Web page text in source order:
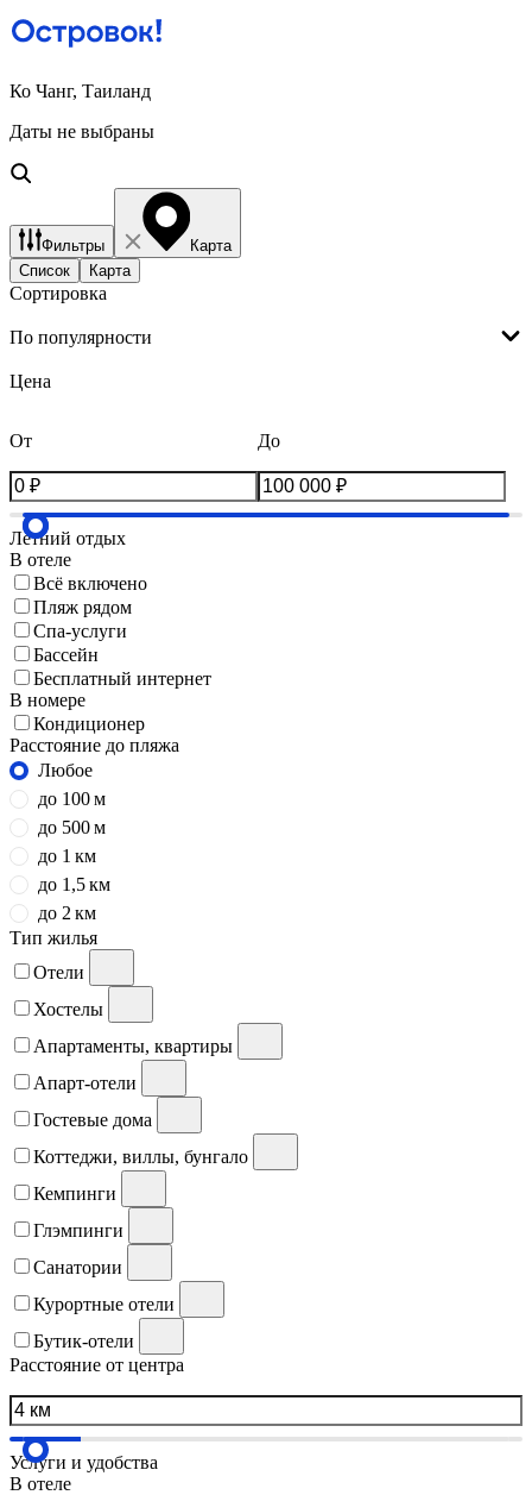
Ко Чанг, Таиланд
Даты не выбраны
Фильтры
Карта
Список
Карта
Сортировка
По популярности
Цена
От До
Летний отдых
В отеле
Всё включено
Пляж рядом
Спа-услуги
Бассейн
Бесплатный интернет
В номере
Кондиционер
Расстояние до пляжа
Любое
до 100 м
до 500 м
до 1 км
до 1,5 км
до 2 км
Тип жилья
Отели
Хостелы
Апартаменты, квартиры
Апарт-отели
Гостевые дома
Коттеджи, виллы, бунгало
Кемпинги
Глэмпинги
Санатории
Курортные отели
Бутик-отели
Расстояние от центра
Услуги и удобства
В отеле